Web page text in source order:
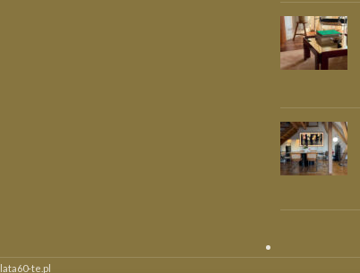
lata60-te.pl